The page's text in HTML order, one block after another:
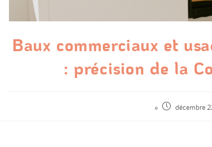
Baux commerciaux et
: précision de la
décembre